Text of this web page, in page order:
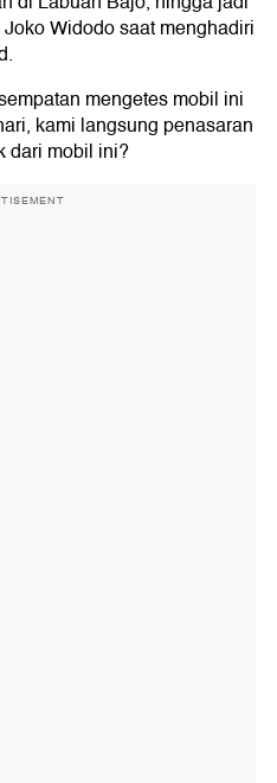
Widodo saat menghadiri
mengetes mobil ini
kami langsung penasaran
dari mobil ini?